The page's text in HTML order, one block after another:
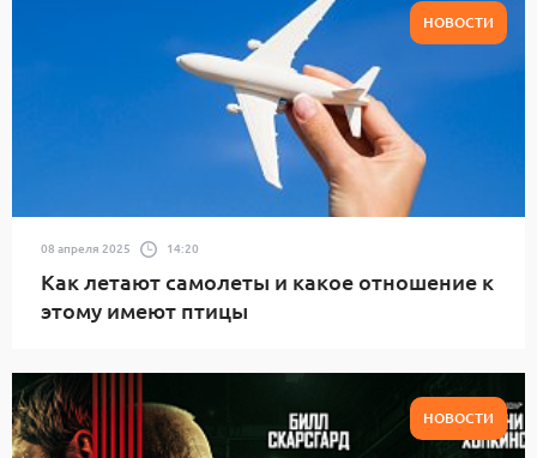
НОВОСТИ
08 апреля 2025 14:20
Как летают самолеты и какое отношение к
этому имеют птицы
НОВОСТИ